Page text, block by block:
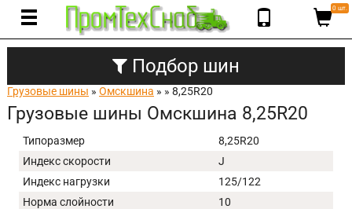
0 шт.
Подбор шин
Грузовые шины » Омскшина » » 8,25R20
Грузовые шины Омскшина 8,25R20
Типоразмер
8,25R20
Индекс скорости
J
Индекс нагрузки
125/122
Норма слойности
10